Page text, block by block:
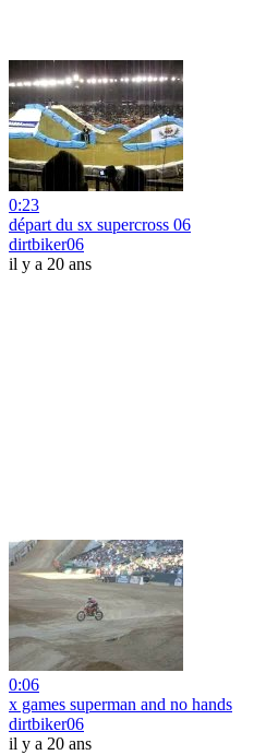
0:23
départ du sx supercross 06
dirtbiker06
il y a 20 ans
0:06
x games superman and no hands
dirtbiker06
il y a 20 ans